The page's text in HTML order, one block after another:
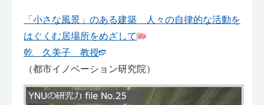
「小さな風景」のある建築
人々の自律的な活動を
はぐくむ居場所をめざして
乾 久美子 教授
（都市イノベーション研究院）